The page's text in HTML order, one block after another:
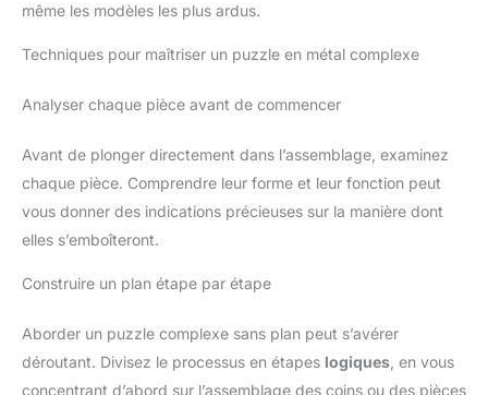
même les modèles les plus ardus.
Techniques pour maîtriser un puzzle en métal complexe
Analyser chaque pièce avant de commencer
Avant de plonger directement dans l’assemblage, examinez
chaque pièce. Comprendre leur forme et leur fonction peut
vous donner des indications précieuses sur la manière dont
elles s’emboîteront.
Construire un plan étape par étape
Aborder un puzzle complexe sans plan peut s’avérer
déroutant. Divisez le processus en étapes logiques, en vous
concentrant d’abord sur l’assemblage des coins ou des pièces